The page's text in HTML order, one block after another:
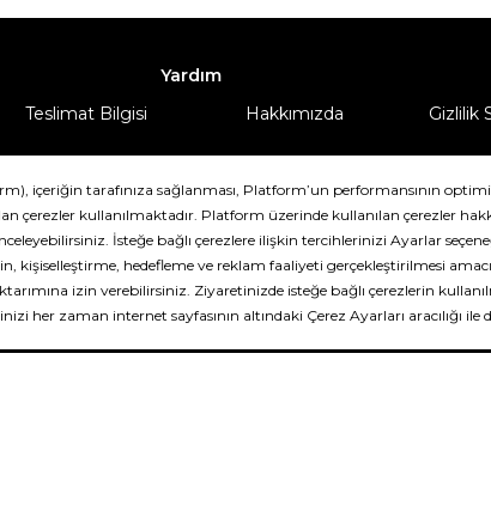
Yardım
Teslimat Bilgisi Hakkımızda Gizlilik
DeFactoFIT ©️ 2022-2026. Tüm hakları saklıdır.